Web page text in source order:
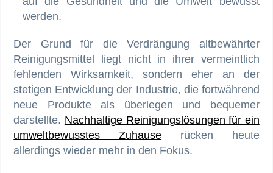
werden.
Der Grund für die Verdrängung altbewährter
Reinigungsmittel liegt nicht in ihrer vermeintlich
fehlenden Wirksamkeit, sondern eher an der
stetigen Entwicklung der Industrie, die fortwährend
neue Produkte als überlegen und bequemer
darstellte. Nachhaltige Reinigungslösungen für ein
umweltbewusstes Zuhause rücken heute
allerdings wieder mehr in den Fokus.